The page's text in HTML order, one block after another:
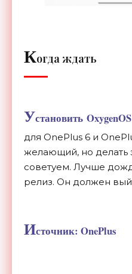
Когда ждать
Установить
для OnePlus 6 и
желающий, но делать
советуем. Лучше
релиз. Он должен
Источник: OnePlus